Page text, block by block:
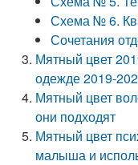
Схема № 6.
Сочетания
Мятный цвет
одежде 2019-
Мятный цвет
они подходят
Мятный цвет
малыша и